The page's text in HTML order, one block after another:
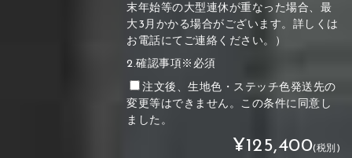
末年始等の大型連休が重なった場合、最
大3月かかる場合がございます。詳しくは
お電話にてご連絡ください。）
2.確認事項※必須
注文後、生地色・ステッチ色発送先の
変更等はできません。この条件に同意し
ました。
¥125,400(税別)